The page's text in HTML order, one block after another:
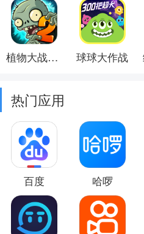
植物大战僵尸2 球球大作战
热门应用
百度 哈啰